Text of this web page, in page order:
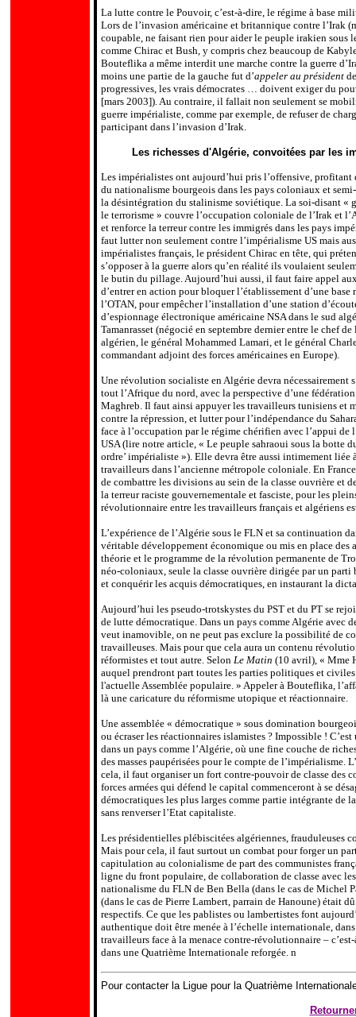
La lutte contre le Pouvoir, c’est-à-dire, le régime à base
Lors de l’invasion américaine et britannique contre l’Irak
coupable, ne faisant rien pour aider le peuple irakien sous
comme Chirac et Bush, y compris chez beaucoup de
Bouteflika a même interdit une marche contre la guerre
moins une partie de la gauche fut d’appeler au président
progressives, les vrais démocrates … doivent exiger du
[mars 2003]). Au contraire, il fallait non seulement se
guerre impérialiste, comme par exemple, de refuser de
participant dans l’invasion d’Irak.
Les richesses d'Algérie, convoitées par les
Les impérialistes ont aujourd’hui pris l’offensive,
du nationalisme bourgeois dans les pays coloniaux et
la désintégration du stalinisme soviétique. La soi-disant «
le terrorisme » couvre l’occupation coloniale de l’Irak et
et renforce la terreur contre les immigrés dans les pays
faut lutter non seulement contre l’impérialisme US mais
impérialistes français, le président Chirac en tête, qui
s’opposer à la guerre alors qu’en réalité ils voulaient
le butin du pillage. Aujourd’hui aussi, il faut faire appel
d’entrer en action pour bloquer l’établissement d’une base
l’OTAN, pour empêcher l’installation d’une station
d’espionnage électronique américaine NSA dans le sud
Tamanrasset (négocié en septembre dernier entre le chef de
algérien, le général Mohammed Lamari, et le général
commandant adjoint des forces américaines en Europe).
Une révolution socialiste en Algérie devra nécessairement
tout l’Afrique du nord, avec la perspective d’une
Maghreb. Il faut ainsi appuyer les travailleurs tunisiens et
contre la répression, et lutter pour l’indépendance du
face à l’occupation par le régime chérifien avec l’appui de
USA (lire notre article, « Le peuple sahraoui sous la botte
ordre’ impérialiste »). Elle devra être aussi intimement liée
travailleurs dans l’ancienne métropole coloniale. En
de combattre les divisions au sein de la classe ouvrière et
la terreur raciste gouvernementale et fasciste, pour les
révolutionnaire entre les travailleurs français et algériens
L’expérience de l’Algérie sous le FLN et sa continuation
véritable développement économique ou mis en place des
théorie et le programme de la révolution permanente de
néo-coloniaux, seule la classe ouvrière dirigée par un
et conquérir les acquis démocratiques, en instaurant la
Aujourd’hui les pseudo-trotskystes du PST et du PT se
de lutte démocratique. Dans un pays comme Algérie avec
veut inamovible, on ne peut pas exclure la possibilité de
travailleuses. Mais pour que cela aura un contenu
réformistes et tout autre. Selon Le Matin (10 avril), « Mme
auquel prendront part toutes les parties politiques et
l'actuelle Assemblée populaire. » Appeler à Bouteflika,
là une caricature du réformisme utopique et réactionnaire.
Une assemblée « démocratique » sous domination
ou écraser les réactionnaires islamistes ? Impossible !
dans un pays comme l’Algérie, où une fine couche de
des masses paupérisées pour le compte de l’impérialisme.
cela, il faut organiser un fort contre-pouvoir de classe des
forces armées qui défend le capital commenceront à se
démocratiques les plus larges comme partie intégrante
sans renverser l’Etat capitaliste.
Les présidentielles plébiscitées algériennes, frauduleuses
Mais pour cela, il faut surtout un combat pour forger un
capitulation au colonialisme de part des communistes
ligne du front populaire, de collaboration de classe avec
nationalisme du FLN de Ben Bella (dans le cas de Michel
(dans le cas de Pierre Lambert, parrain de Hanoune) était
respectifs. Ce que les pablistes ou lambertistes font
authentique doit être menée à l’échelle internationale,
travailleurs face à la menace contre-révolutionnaire –
dans une Quatrième Internationale reforgée. n
Pour contacter la Ligue pour la Quatrième